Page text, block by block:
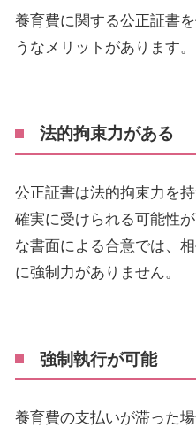
養育費に関する公正証書
うなメリットがあります。
法的拘束力がある
公正証書は法的拘束力を
確実に受けられる可能性
な書面による合意では、
に強制力がありません。
強制執行が可能
養育費の支払いが滞った